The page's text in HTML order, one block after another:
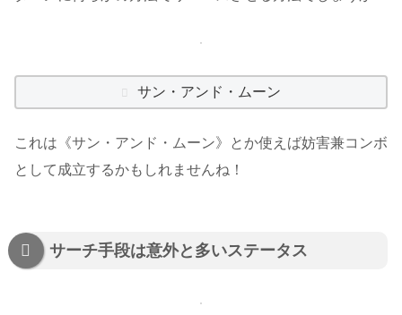
サン・アンド・ムーン
これは《サン・アンド・ムーン》とか使えば妨害兼コンボ
として成立するかもしれませんね！
サーチ手段は意外と多いステータス